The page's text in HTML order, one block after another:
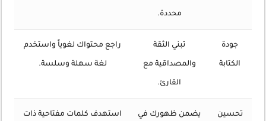
محددة.
جودة
الكتابة
تبني الثقة
والمصداقية مع
القارئ.
راجع محتواك لغوياً واستخدم
لغة سهلة وسلسة.
تحسين يضمن ظهورك في استهدف كلمات مفتاحية ذات